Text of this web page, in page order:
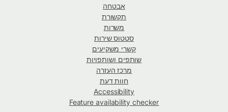
אבטחה
תקשורת
משרות
סטטוס שירות
קשרי משקיעים
שותפים ושותפויות
מרכז העזרה
חוות דעת
Accessibility
Feature availability checker